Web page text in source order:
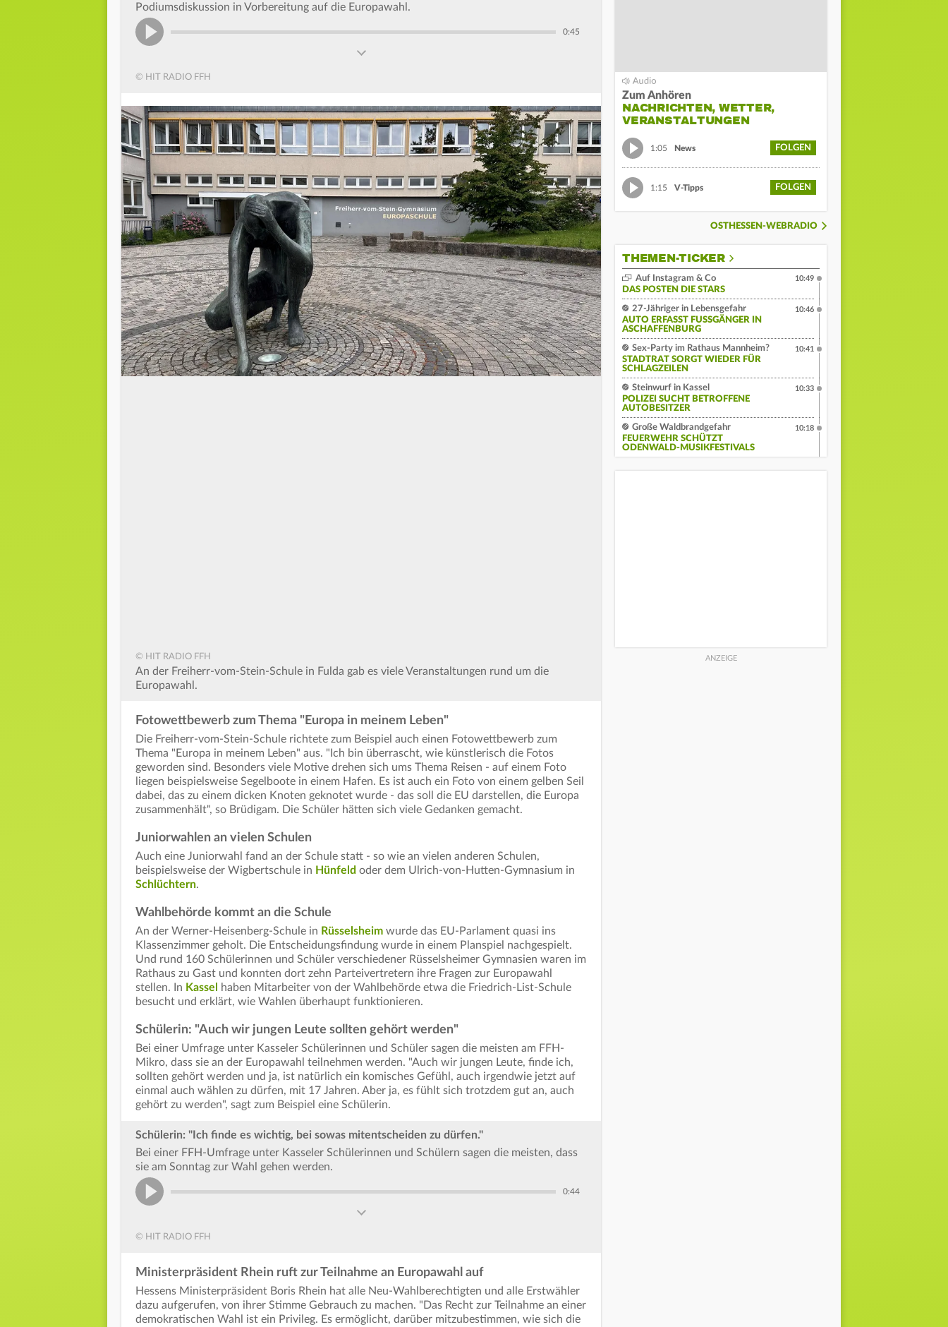
Podiumsdiskussion in Vorbereitung auf die Europawahl.
0:45
© HIT RADIO FFH
© HIT RADIO FFH
An der Freiherr-vom-Stein-Schule in Fulda gab es viele Veranstaltungen rund um die
Europawahl.
Fotowettbewerb zum Thema "Europa in meinem Leben"
Die Freiherr-vom-Stein-Schule richtete zum Beispiel auch einen Fotowettbewerb zum
Thema "Europa in meinem Leben" aus. "Ich bin überrascht, wie künstlerisch die Fotos
geworden sind. Besonders viele Motive drehen sich ums Thema Reisen - auf einem Foto
liegen beispielsweise Segelboote in einem Hafen. Es ist auch ein Foto von einem gelben Seil
dabei, das zu einem dicken Knoten geknotet wurde - das soll die EU darstellen, die Europa
zusammenhält", so Brüdigam. Die Schüler hätten sich viele Gedanken gemacht.
Juniorwahlen an vielen Schulen
Auch eine Juniorwahl fand an der Schule statt - so wie an vielen anderen Schulen,
beispielsweise der Wigbertschule in Hünfeld oder dem Ulrich-von-Hutten-Gymnasium in
Schlüchtern.
Wahlbehörde kommt an die Schule
An der Werner-Heisenberg-Schule in Rüsselsheim wurde das EU-Parlament quasi ins
Klassenzimmer geholt. Die Entscheidungsfindung wurde in einem Planspiel nachgespielt.
Und rund 160 Schülerinnen und Schüler verschiedener Rüsselsheimer Gymnasien waren im
Rathaus zu Gast und konnten dort zehn Parteivertretern ihre Fragen zur Europawahl
stellen. In Kassel
haben Mitarbeiter von der Wahlbehörde etwa die Friedrich-List-Schule
besucht und erklärt, wie Wahlen überhaupt funktionieren.
Schülerin: "Auch wir jungen Leute sollten gehört werden"
Bei einer Umfrage unter Kasseler Schülerinnen und Schüler sagen die meisten am FFH-
Mikro, dass sie an der Europawahl teilnehmen werden. "Auch wir jungen Leute, finde ich,
sollten gehört werden und ja, ist natürlich ein komisches Gefühl, auch irgendwie jetzt auf
einmal auch wählen zu dürfen, mit 17 Jahren. Aber ja, es fühlt sich trotzdem gut an, auch
gehört zu werden", sagt zum Beispiel eine Schülerin.
Schülerin: "Ich finde es wichtig, bei sowas mitentscheiden zu dürfen."
Bei einer FFH-Umfrage unter Kasseler Schülerinnen und Schülern sagen die meisten, dass
sie am Sonntag zur Wahl gehen werden.
0:44
© HIT RADIO FFH
Ministerpräsident Rhein ruft zur Teilnahme an Europawahl auf
Hessens Ministerpräsident Boris Rhein hat alle Neu-Wahlberechtigten und alle Erstwähler
dazu aufgerufen, von ihrer Stimme Gebrauch zu machen. "Das Recht zur Teilnahme an einer
demokratischen Wahl ist ein Privileg. Es ermöglicht, darüber mitzubestimmen, wie sich die
Zum Anhören
NACHRICHTEN, WETTER,
VERANSTALTUNGEN
1:05 News FOLGEN
1:15 V-Tipps FOLGEN
OSTHESSEN-WEBRADIO
THEMEN-TICKER
Auf Instagram & Co
DAS POSTEN DIE STARS
10:49
27-Jähriger in Lebensgefahr
AUTO ERFASST FUSSGÄNGER IN A
SCHAFFENBURG
10:46
Sex-Party im Rathaus Mannheim?
STADTRAT SORGT WIEDER FÜR
SCHLAGZEILEN
10:41
Steinwurf in Kassel
POLIZEI SUCHT BETROFFENE
AUTOBESITZER
10:33
Große Waldbrandgefahr
FEUERWEHR SCHÜTZT
ODENWALD-MUSIKFESTIVALS
10:18